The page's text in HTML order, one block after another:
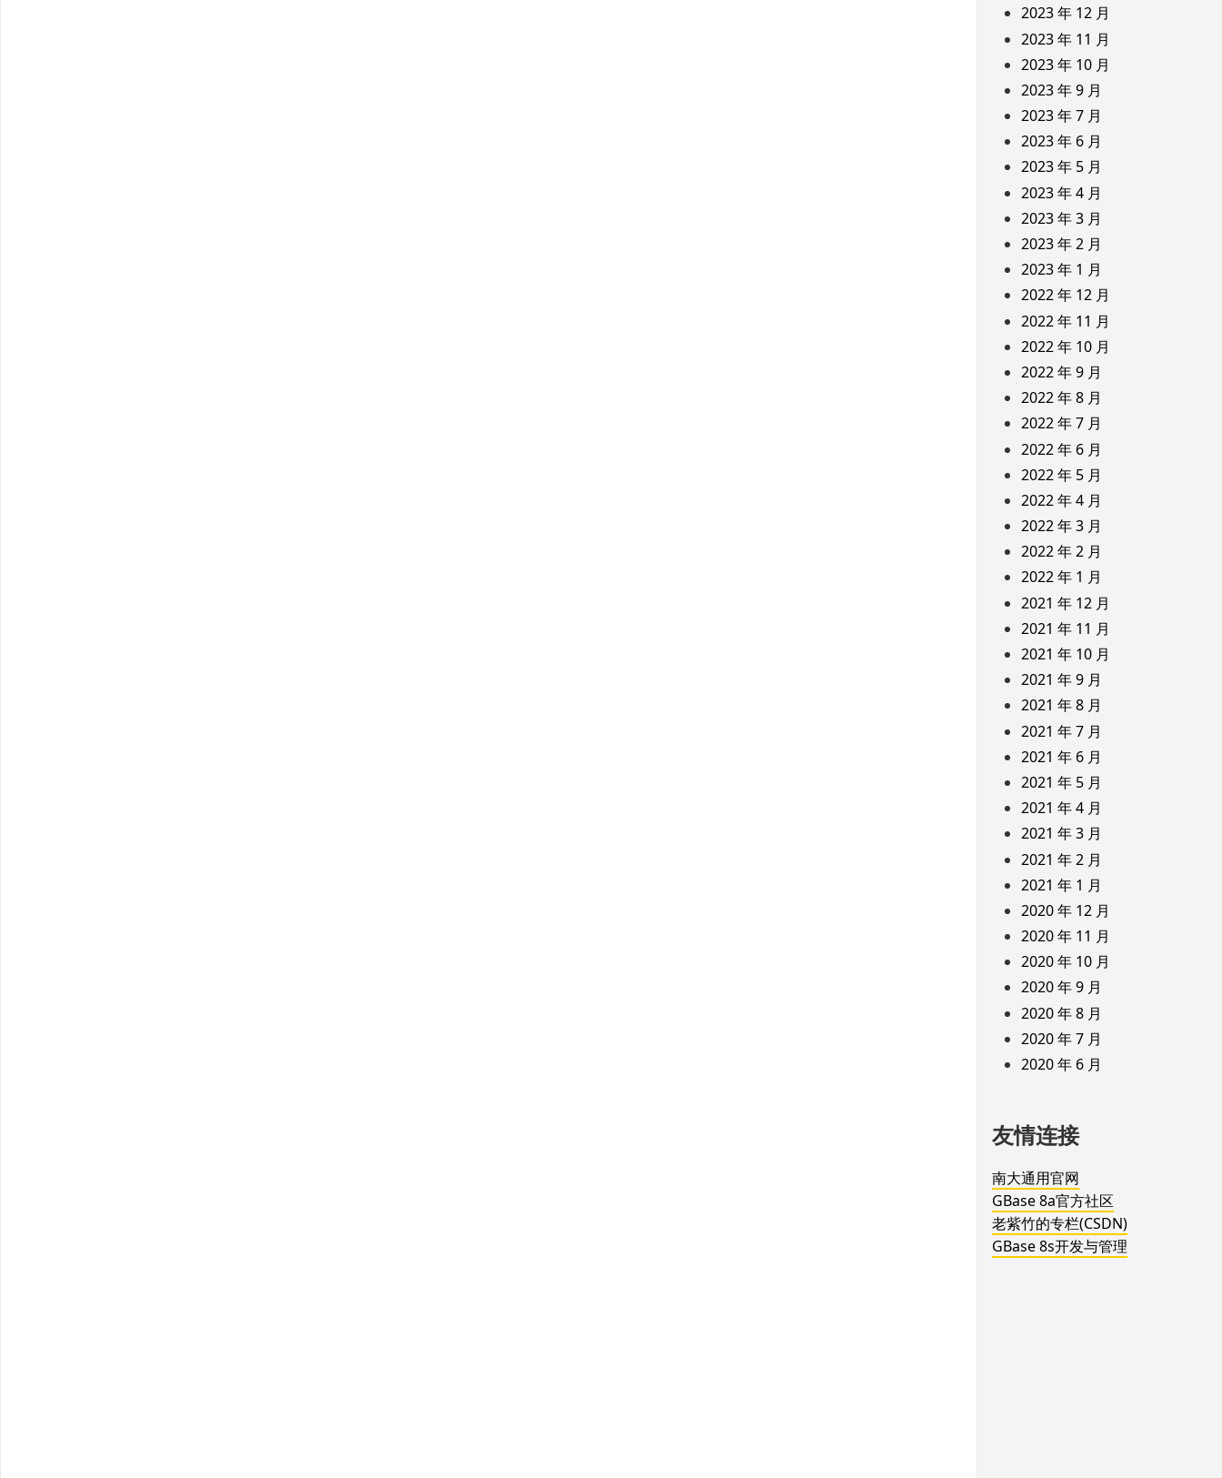
2023 年 12 月
2023 年 11 月
2023 年 10 月
2023 年 9 月
2023 年 7 月
2023 年 6 月
2023 年 5 月
2023 年 4 月
2023 年 3 月
2023 年 2 月
2023 年 1 月
2022 年 12 月
2022 年 11 月
2022 年 10 月
2022 年 9 月
2022 年 8 月
2022 年 7 月
2022 年 6 月
2022 年 5 月
2022 年 4 月
2022 年 3 月
2022 年 2 月
2022 年 1 月
2021 年 12 月
2021 年 11 月
2021 年 10 月
2021 年 9 月
2021 年 8 月
2021 年 7 月
2021 年 6 月
2021 年 5 月
2021 年 4 月
2021 年 3 月
2021 年 2 月
2021 年 1 月
2020 年 12 月
2020 年 11 月
2020 年 10 月
2020 年 9 月
2020 年 8 月
2020 年 7 月
2020 年 6 月
友情连接
南大通用官网
GBase 8a官方社区
老紫竹的专栏(CSDN)
GBase 8s开发与管理